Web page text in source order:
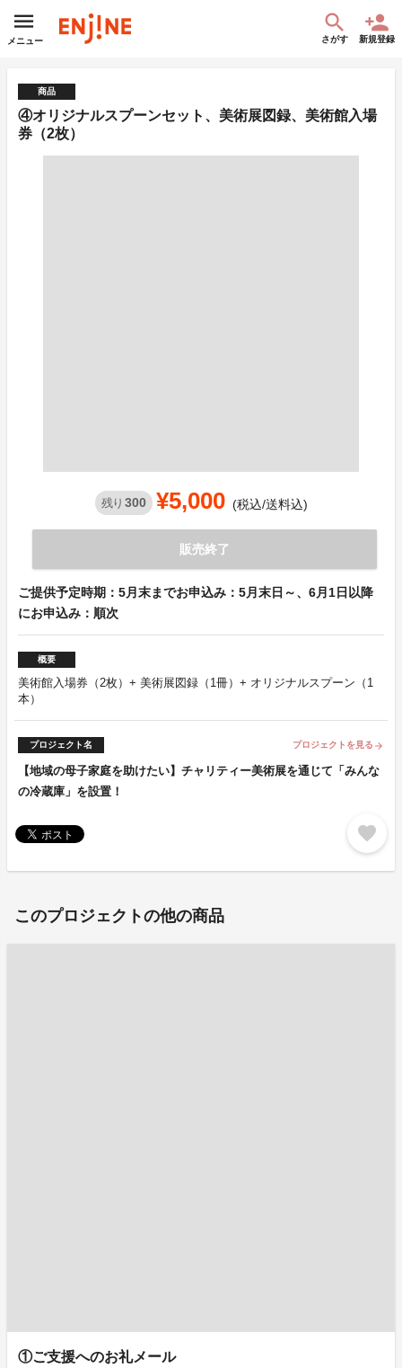
メニュー さがす 新規登録
商品
④オリジナルスプーンセット、美術展図録、美術館入場
券（2枚）
残り 300 ¥5,000 (税込/送料込)
販売終了
ご提供予定時期：5月末までお申込み：5月末日～、6月1日以降
にお申込み：順次
概要
美術館入場券（2枚）+ 美術展図録（1冊）+ オリジナルスプーン（1
本）
プロジェクト名 プロジェクトを見る arrow_forward
【地域の母子家庭を助けたい】チャリティー美術展を通じて「みんな
の冷蔵庫」を設置！
favorite
このプロジェクトの他の商品
①ご支援へのお礼メール